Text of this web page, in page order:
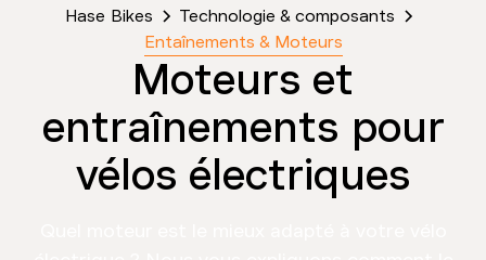
Hase Bikes
Technologie & composants
Entaînements & Moteurs
Moteurs et
entraînements pour
vélos électriques